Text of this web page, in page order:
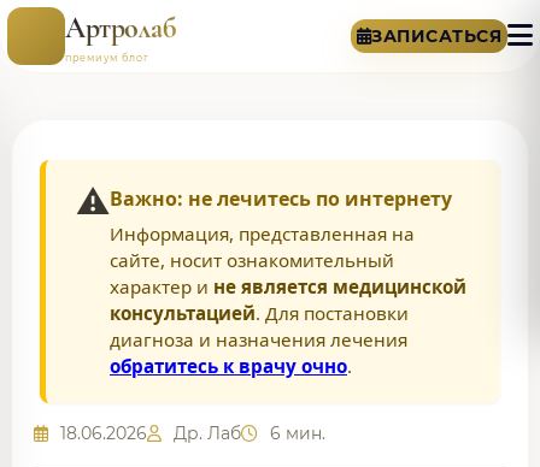
Артролаб
премиум блог
ЗАПИСАТЬСЯ
⚠️Важно: не лечитесь по интернету
Информация, представленная на
сайте, носит ознакомительный
характер и не является медицинской
консультацией. Для постановки
диагноза и назначения лечения
обратитесь к врачу очно.
18.06.2026 Др. Лаб 6 мин.